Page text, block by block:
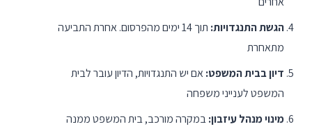
הגשת התנגדויות:
תוך 14 ימים מהפרסום. אחרת התביעה
מתאחרת
דיון בבית המשפט:אם יש התנגדויות, הדיון עובר לבית
המשפט לענייני משפחה
מינוי מנהל עיזבון:במקרה מורכב, בית המשפט ממנה